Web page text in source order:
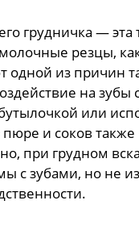
грудничка — эта
резцы,
одной из причин
на зубы
или
и соков
при грудном
с зубами, но не